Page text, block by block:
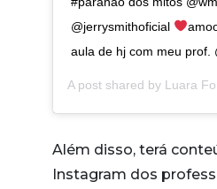
@jerrysmithoficial
aula de hj com meu prof.
A post shared by Luara
Além disso, terá
Instagram dos